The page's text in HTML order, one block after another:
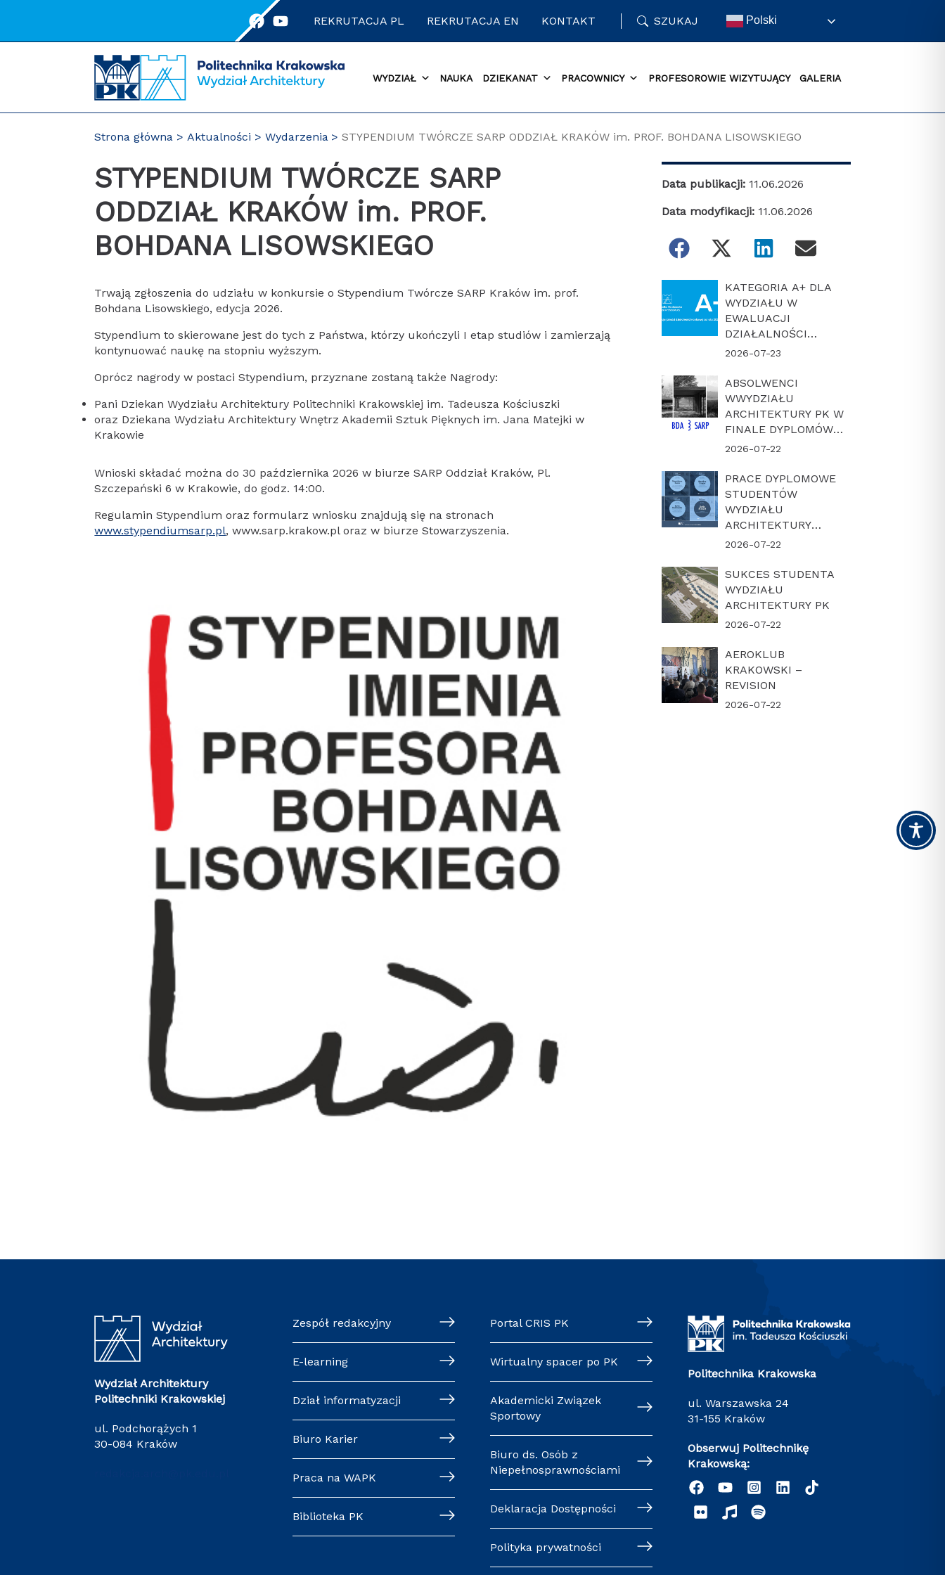
REKRUTACJA PL REKRUTACJA EN KONTAKT SZUKAJ Polski
WYDZIAŁ NAUKA DZIEKANAT PRACOWNICY PROFESOROWIE WIZYTUJĄCY GALERIA
Strona główna Aktualności Wydarzenia STYPENDIUM TWÓRCZE SARP ODDZIAŁ KRAKÓW im. PROF. BOHDANA LISOWSKIEGO
STYPENDIUM TWÓRCZE SARP
ODDZIAŁ KRAKÓW im. PROF.
BOHDANA LISOWSKIEGO
Trwają zgłoszenia do udziału w konkursie o Stypendium Twórcze SARP Kraków im. prof.
Bohdana Lisowskiego, edycja 2026.
Stypendium to skierowane jest do tych z Państwa, którzy ukończyli I etap studiów i zamierzają
kontynuować naukę na stopniu wyższym.
Oprócz nagrody w postaci Stypendium, przyznane zostaną także Nagrody:
Pani Dziekan Wydziału Architektury Politechniki Krakowskiej im. Tadeusza Kościuszki
oraz Dziekana Wydziału Architektury Wnętrz Akademii Sztuk Pięknych im. Jana Matejki w
Krakowie
Wnioski składać można do 30 października 2026 w biurze SARP Oddział Kraków, Pl.
Szczepański 6 w Krakowie, do godz. 14:00.
Regulamin Stypendium oraz formularz wniosku znajdują się na stronach
www.stypendiumsarp.pl, www.sarp.krakow.pl oraz w biurze Stowarzyszenia.
Data publikacji: 11.06.2026
Data modyfikacji: 11.06.2026
KATEGORIA A+ DLA
WYDZIAŁU W
EWALUACJI
DZIAŁALNOŚCI
NAUKOWEJ W
2026-07-23
ABSOLWENCI
WWYDZIAŁU
ARCHITEKTURY PK W
FINALE DYPLOMÓW
ROKU BDA-SARP 2026
2026-07-22
PRACE DYPLOMOWE
STUDENTÓW
WYDZIAŁU
ARCHITEKTURY
POLITECHNIKI
FINALE KONKURSU
„DYPLOM Z
ARCHICADEM 2026”
2026-07-22
SUKCES STUDENTA
WYDZIAŁU
ARCHITEKTURY PK
2026-07-22
AEROKLUB
KRAKOWSKI –
REVISION
2026-07-22
Wydział Architektury
Politechniki Krakowskiej
ul. Podchorążych 1
30-084 Kraków
Zespół redakcyjny
E-learning
Dział informatyzacji
Biuro Karier
Praca na WAPK
Biblioteka PK
Portal CRIS PK
Wirtualny spacer po PK
Akademicki Związek
Sportowy
Biuro ds. Osób z
Niepełnosprawnościami
Deklaracja Dostępności
Polityka prywatności
Politechnika Krakowska
ul. Warszawska 24
31-155 Kraków
Obserwuj Politechnikę
Krakowską: